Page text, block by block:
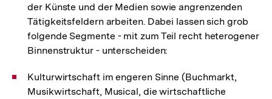
Fußnote
der Künste und der Medien sowie angrenzenden
Tätigkeitsfeldern arbeiten. Dabei lassen sich grob
folgende Segmente - mit zum Teil recht heterogener
Binnenstruktur - unterscheiden:
Kulturwirtschaft im engeren Sinne (Buchmarkt,
Musikwirtschaft, Musical, die wirtschaftliche